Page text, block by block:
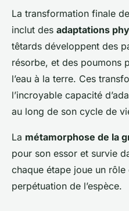
La transformation finale
inclut des adaptations
têtards développent des
résorbe, et des poumons
l’eau à la terre. Ces
l’incroyable capacité
au long de son cycle de
La métamorphose de la
pour son essor et survie
chaque étape joue un rôle
perpétuation de l’espèce.